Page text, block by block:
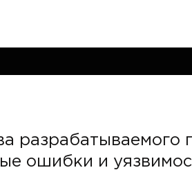
разрабатываемого
ошибки и